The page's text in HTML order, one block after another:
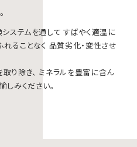
ステムを通して すばやく適温に
ることなく 品質劣化・変性させ
り除き、 ミネラルを豊富に含ん
みください。